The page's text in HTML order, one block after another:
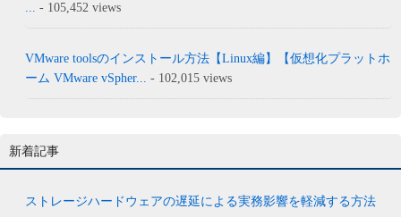
... - 105,452 views
VMware toolsのインストール方法【Linux編】【仮想化プラットホ
ーム VMware vSpher...
- 102,015 views
新着記事
ストレージハードウェアの遅延による実務影響を軽減する方法